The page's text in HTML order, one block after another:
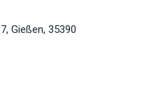
Gießen, 35390